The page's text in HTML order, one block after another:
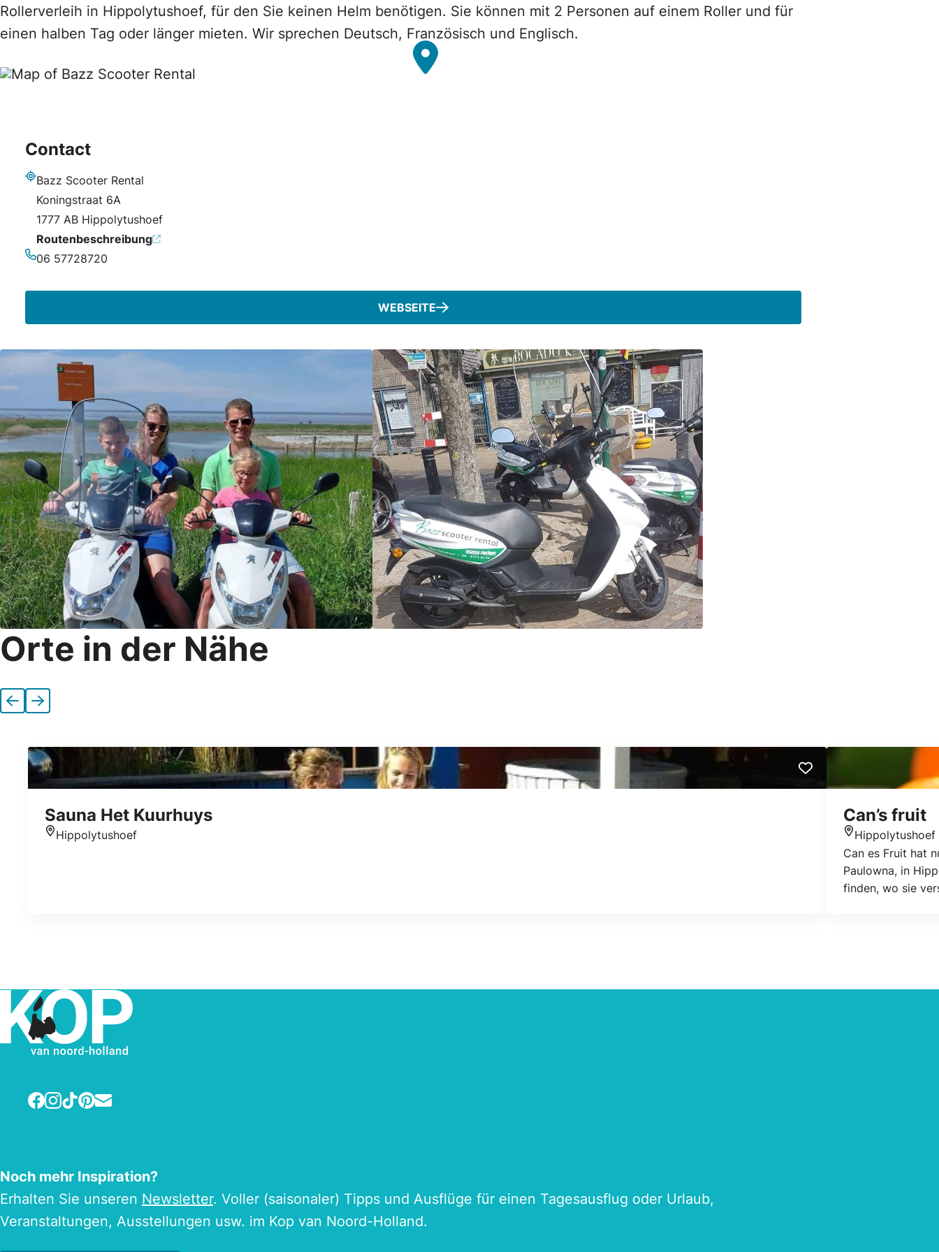
Rollerverleih in Hippolytushoef, für den Sie keinen Helm benötigen. Sie können mit 2 Personen auf einem Roller und für
einen halben Tag oder länger mieten. Wir sprechen Deutsch, Französisch und Englisch.
Contact
Bazz Scooter Rental
Koningstraat 6A
1777 AB Hippolytushoef
Routenbeschreibung
06 57728720
WEBSEITE
Orte in der Nähe
Vorherige
Nächste
Sauna Het Kuurhuys
Standort
Hippolytushoef
Can’s fruit
Standort
Hippolytushoef
Can es Fruit hat
Paulowna, in
finden, wo sie
Facebook
Instagram
TikTok
Pinterest
E-mail
Noch mehr Inspiration?
Erhalten Sie unseren Newsletter. Voller (saisonaler) Tipps und Ausflüge für einen Tagesausflug oder Urlaub,
Veranstaltungen, Ausstellungen usw. im Kop van Noord-Holland.